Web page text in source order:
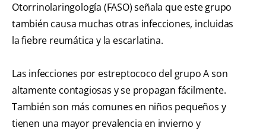
Otorrinolaringología (FASO) señala que este grupo
también causa muchas otras infecciones, incluidas
la fiebre reumática y la escarlatina.
Las infecciones por estreptococo del grupo A son
altamente contagiosas y se propagan fácilmente.
También son más comunes en niños pequeños y
tienen una mayor prevalencia en invierno y